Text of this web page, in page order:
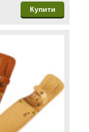
Купити